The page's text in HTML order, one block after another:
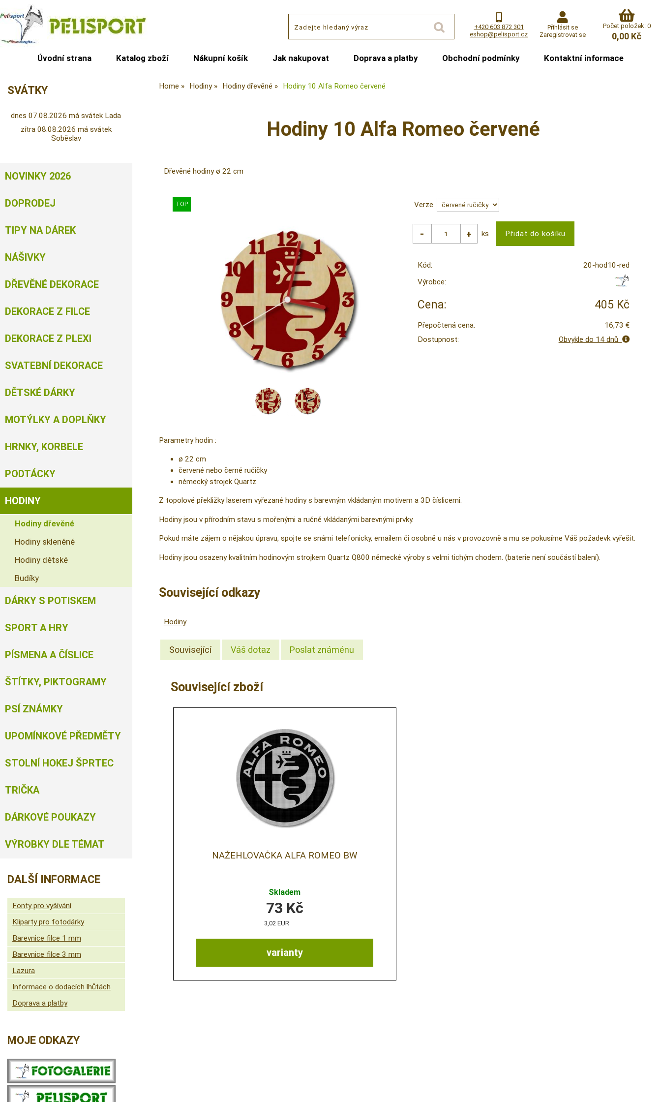
+420 603 872 301
eshop@pelisport.cz
Přihlásit se
Zaregistrovat se
Počet položek: 0
0,00 Kč
Úvodní strana Katalog zboží Nákupní košík Jak nakupovat Doprava a platby Obchodní podmínky Kontaktní informace
Home Hodiny Hodiny dřevěné Hodiny 10 Alfa Romeo červené
Hodiny 10 Alfa Romeo červené
Dřevěné hodiny ø 22 cm
Verze
ks
Kód:
20-hod10-red
Výrobce:
Cena: 405 Kč
Přepočtená cena:
16,73 €
Dostupnost:
Obvykle do 14 dnů
Parametry hodin :
ø 22 cm
červené nebo černé ručičky
německý strojek Quartz
Z topolové překližky laserem vyřezané hodiny s barevným vkládaným motivem a 3D číslicemi.
Hodiny jsou v přírodním stavu s mořenými a ručně vkládanými barevnými prvky.
Pokud máte zájem o nějakou úpravu, spojte se snámi telefonicky, emailem či osobně u nás v provozovně a mu se pokusíme Váš požadevk vyřešit.
Hodiny jsou osazeny kvalitním hodinovým strojkem Quartz Q800 německé výroby s velmi tichým chodem. (baterie není součástí balení).
Související odkazy
Hodiny
Související Váš dotaz Poslat známénu
Související zboží
NAŽEHLOVAČKA ALFA ROMEO BW
Skladem
varianty
73 Kč
3,02 EUR
SVÁTKY
dnes 07.08.2026 má svátek Lada
zítra 08.08.2026 má svátek
Soběslav
NOVINKY 2026
DOPRODEJ
TIPY NA DÁREK
NÁŠIVKY
DŘEVĚNÉ DEKORACE
DEKORACE Z FILCE
DEKORACE Z PLEXI
SVATEBNÍ DEKORACE
DĚTSKÉ DÁRKY
MOTÝLKY A DOPLŇKY
HRNKY, KORBELE
PODTÁCKY
HODINY
Hodiny dřevěné
Hodiny skleněné
Hodiny dětské
Budíky
DÁRKY S POTISKEM
SPORT A HRY
PÍSMENA A ČÍSLICE
ŠTÍTKY, PIKTOGRAMY
PSÍ ZNÁMKY
UPOMÍNKOVÉ PŘEDMĚTY
STOLNÍ HOKEJ ŠPRTEC
TRIČKA
DÁRKOVÉ POUKAZY
VÝROBKY DLE TÉMAT
DALŠÍ INFORMACE
Fonty pro vyšívání
Kliparty pro fotodárky
Barevnice filce 1 mm
Barevnice filce 3 mm
Lazura
Informace o dodacích lhůtách
Doprava a platby
MOJE ODKAZY